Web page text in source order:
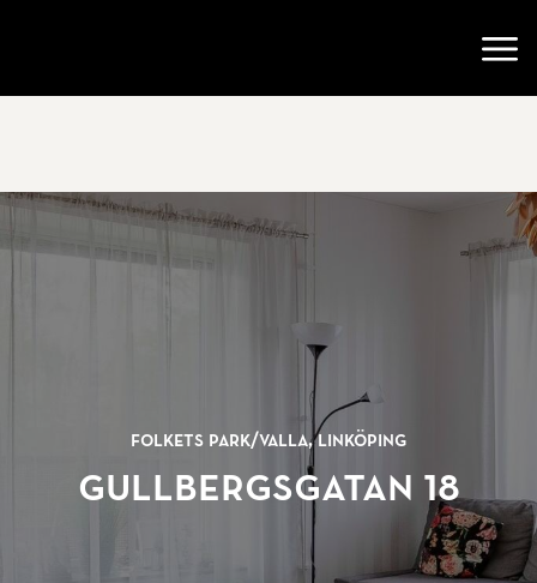
Folkets Park/Valla, Linköping
Gullbergsgatan 18